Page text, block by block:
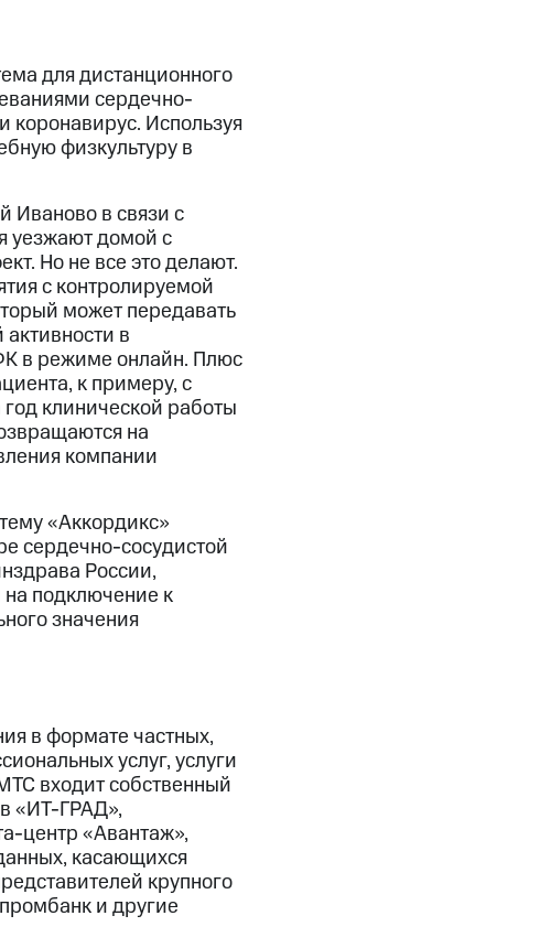
для дистанционного
сердечно-
коронавирус. Используя
физкультуру в
Иваново в связи с
уезжают домой с
Но не все это делают.
с контролируемой
может передавать
в
в режиме онлайн. Плюс
к примеру, с
клинической работы
на
компании
«Аккордикс»
сердечно-сосудистой
России,
подключение к
значения
в формате частных,
услуг, услуги
входит собственный
«ИТ-ГРАД»,
центр «Авантаж»,
касающихся
крупного
и другие